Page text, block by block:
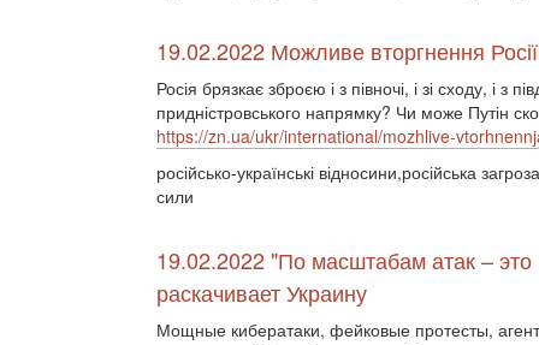
19.02.2022 Можливе вторгнення
Росія брязкає зброєю і з півночі, і зі сходу, і з
придністровського напрямку? Чи може Путін
https://zn.ua/ukr/international/mozhlive-
російсько-українські відносини,російська
сили
19.02.2022 "По масштабам атак –
раскачивает Украину
Мощные кибератаки, фейковые протесты,